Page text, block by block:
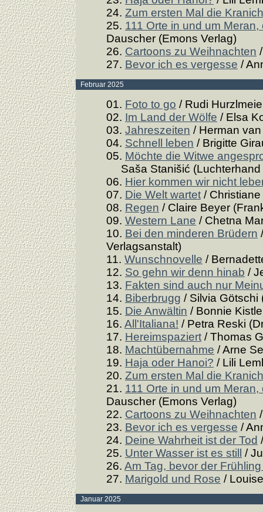
24. Zum ersten Mal die
25. 111 Orte in und um
Dauscher (Emons Verlag)
26. Cartoons zu Weihnachten
27. Bevor ich es vergesse /
Februar 2025
01. Foto to go / Rudi
02. Im Land der Wölfe / Elsa
03. Jahreszeiten / Herman
04. Schnell leben / Brigitte
05. Möchte die Witwe
Saša Stanišić (Luchterhand
06. Hier kommen wir nicht
07. Die Welt wartet /
08. Regen / Claire Beyer
09. Western Lane / Chetna
10. Bei den minderen Brüdern
Verlagsanstalt)
11. Wunschnovelle /
12. So gehn wir denn hinab /
13. Fakten sind auch nur
14. Biberbrugg / Silvia Götschi
15. Die Anwältin / Bonnie
16. All'Italiana! / Petra Reski
17. Hereimspaziert / Thomas
18. Machtübernahme / Arne
19. Haja oder Hanoi? / Lili
20. Zum ersten Mal die
21. 111 Orte in und um
Dauscher (Emons Verlag)
22. Cartoons zu Weihnachten
23. Bevor ich es vergesse /
24. Deine Wahrheit ist der Tod
25. Unter Wasser ist es still
/
26. Am Tag, bevor der
27. Marigold und Rose /
Januar 2025